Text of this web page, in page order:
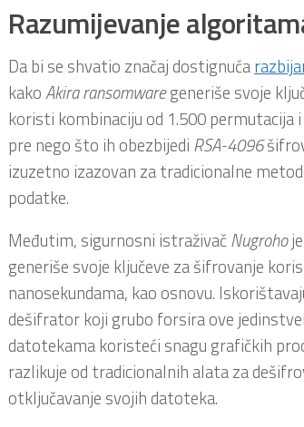
Razumijevanje
Da bi se shvatio značaj dostignuća
kakoAkira ransomwaregeneriše svoje
koristi kombinaciju od 1.500 permutacija
pre nego što ih obezbijedi RSA-4096
izuzetno izazovan za tradicionalne
podatke.
Međutim, sigurnosni istraživačNugroho
generiše svoje ključeve za šifrovanje
nanosekundama, kao osnovu.
dešifrator koji grubo forsira ove
datotekama koristeći snagu grafičkih
razlikuje od tradicionalnih alata za
otključavanje svojih datoteka.